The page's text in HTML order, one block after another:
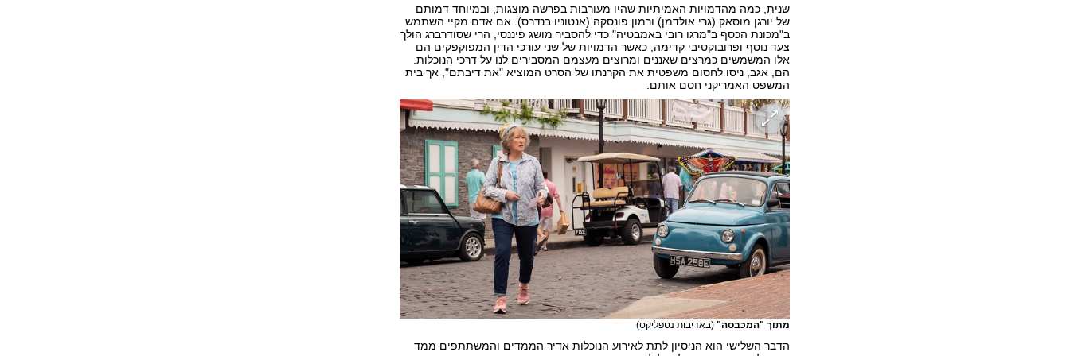
שנית, כמה מהדמויות האמיתיות שהיו מעורבות בפרשה מוצגות, ובמיוחד דמותם
של יורגן מוסאק (גרי אולדמן) ורמון פונסקה (אנטוניו בנדרס). אם אדם מקיי השתמש
ב"מכונת הכסף ב"מרגו רובי באמבטיה" כדי להסביר מושג פיננסי, הרי שסודרברג הולך
צעד נוסף ופרובוקטיבי קדימה, כאשר הדמויות של שני עורכי הדין המפוקפקים הם
אלו המשמשים כמרצים שאננים ומרוצים מעצמם המסבירים לנו על דרכי הנוכלות.
הם, אגב, ניסו לחסום משפטית את הקרנתו של הסרט המוציא "את דיבתם", אך בית
המשפט האמריקני חסם אותם.
מתוך "המכבסה" (באדיבות נטפליקס)
הדבר השלישי הוא הניסיון לתת לאירוע הנוכלות אדיר הממדים והמשתתפים ממד